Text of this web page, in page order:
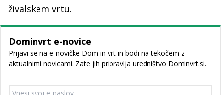
živalskem vrtu.
Dominvrt e-novice
Prijavi se na e-novičke Dom in vrt in bodi na tekočem z
aktualnimi novicami. Zate jih pripravlja uredništvo Dominvrt.si.